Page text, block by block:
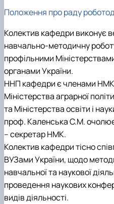
рекомендації
Меморандуми,
Положення про раду
Колектив кафедри виконує
навчально-методичну роботу
профільними
органами України.
ННП кафедри є членами НМК
Міністерства аграрної
та Міністерства освіти і
проф. Каленська С.М.
– секретар НМК.
Колектив кафедри тісно
ВУЗами України, щодо
навчальної та наукової
проведення наукових
видів діяльності.